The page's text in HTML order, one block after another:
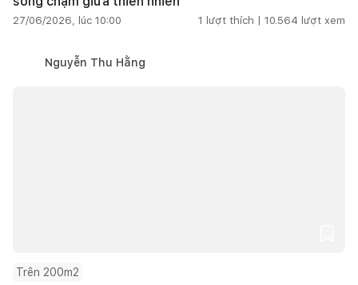
27/06/2026, lúc 10:00 1 lượt thích | 10.564 lượt xem
Nguyễn Thu Hằng
Trên 200m2